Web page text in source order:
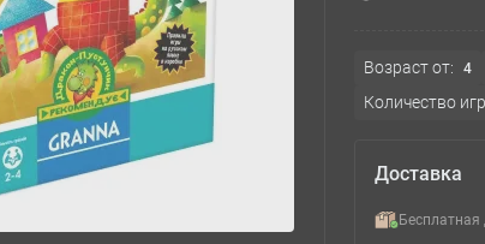
Возраст от: 4
Количество
Доставка
Бесплатная